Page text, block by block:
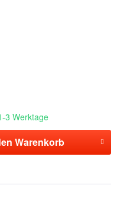
3 Werktage
Warenkorb